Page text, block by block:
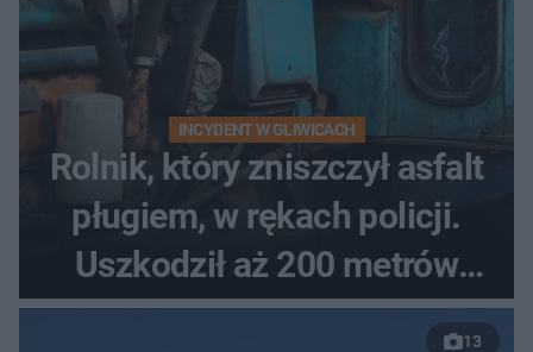
INCYDENT W GLIWICACH
Rolnik, który zniszczył asfalt
pługiem, w rękach policji.
Uszkodził aż 200 metrów
nowej drogi
13